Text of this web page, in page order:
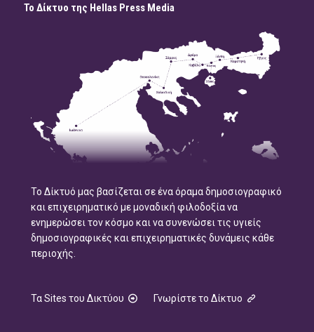
Το Δίκτυο της Hellas Press Media
Το Δίκτυό μας βασίζεται σε ένα όραμα δημοσιογραφικό
και επιχειρηματικό με μοναδική φιλοδοξία να
ενημερώσει τον κόσμο και να συνενώσει τις υγιείς
δημοσιογραφικές και επιχειρηματικές δυνάμεις κάθε
περιοχής.
Τα Sites του Δικτύου Γνωρίστε το Δίκτυο